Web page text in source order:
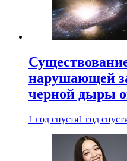
нарушающей
черной дыры
1 год спустя1 год